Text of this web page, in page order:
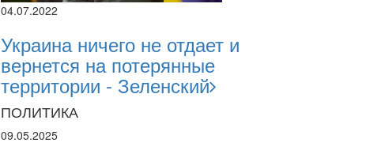
04.07.2022
Украина ничего не отдает и
вернется на потерянные
территории - Зеленский
ПОЛИТИКА
09.05.2025